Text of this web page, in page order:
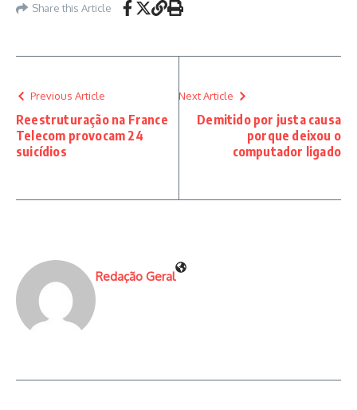
Share this Article
Previous Article
Reestruturação na France
Telecom provocam 24
suicídios
Next Article
Demitido por justa causa
porque deixou o
computador ligado
Redação Geral